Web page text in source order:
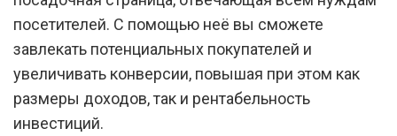
посетителей. С помощью неё вы сможете
завлекать потенциальных покупателей и
увеличивать конверсии, повышая при этом как
размеры доходов, так и рентабельность
инвестиций.